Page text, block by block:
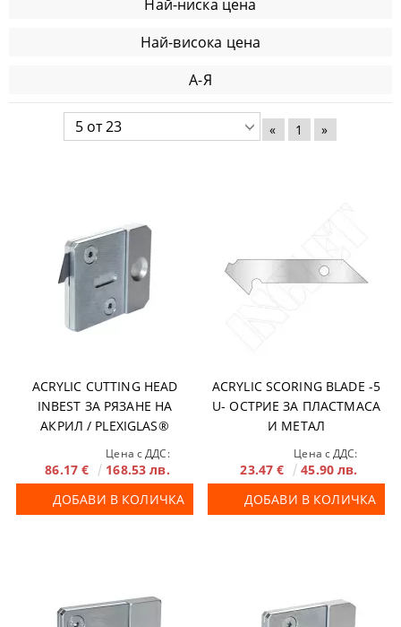
Най-ниска цена
Най-висока цена
А-Я
« 1 »
ACRYLIC CUTTING HEAD
INBEST ЗА РЯЗАНЕ НА
АКРИЛ / PLEXIGLAS®
Цена с ДДС:
86.17 €
168.53 лв.
ДОБАВИ В КОЛИЧКА
ACRYLIC SCORING BLADE -5
U- ОСТРИЕ ЗА ПЛАСТМАСА
И МЕТАЛ
Цена с ДДС:
23.47 €
45.90 лв.
ДОБАВИ В КОЛИЧКА